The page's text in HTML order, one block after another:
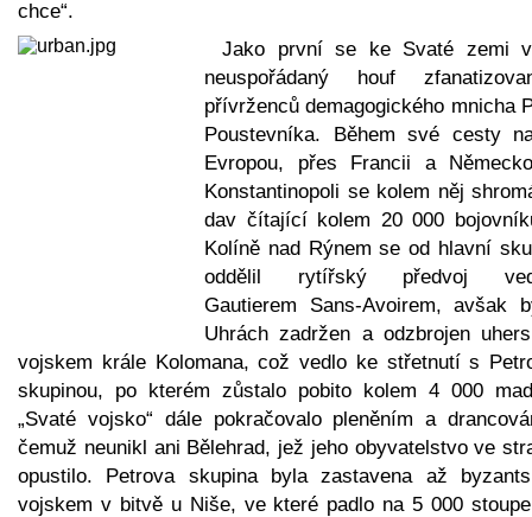
chce“.
Jako první se ke Svaté zemi
neuspořádaný houf
přívrženců demagogického mnicha
Poustevníka. Během své cesty
Evropou, přes Francii a
Konstantinopoli se kolem něj
dav čítající kolem 20 000
Kolíně nad Rýnem se od hlavní
oddělil rytířský předvoj
Gautierem Sans-Avoirem, avšak
Uhrách zadržen a odzbrojen
vojskem krále Kolomana, což vedlo ke střetnutí s
skupinou, po kterém zůstalo pobito kolem 4 000
„Svaté vojsko“ dále pokračovalo pleněním a
čemuž neunikl ani Bělehrad, jež jeho obyvatelstvo ve
opustilo. Petrova skupina byla zastavena až
vojskem v bitvě u Niše, ve které padlo na 5 000